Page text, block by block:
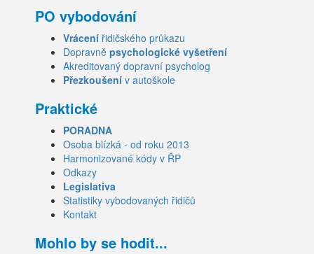
PO vybodování
Vrácení řidičského průkazu
Dopravně psychologické vyšetření
Akreditovaný dopravní psycholog
Přezkoušení v autoškole
Praktické
PORADNA
Osoba blízká - od roku 2013
Harmonizované kódy v ŘP
Odkazy
Legislativa
Statistiky vybodovaných řidičů
Kontakt
Mohlo by se hodit...